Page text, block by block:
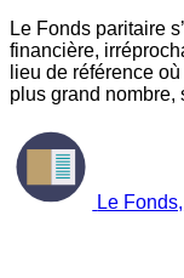
Le Fonds paritaire
financière,
lieu de référence
plus grand nombre,
Le